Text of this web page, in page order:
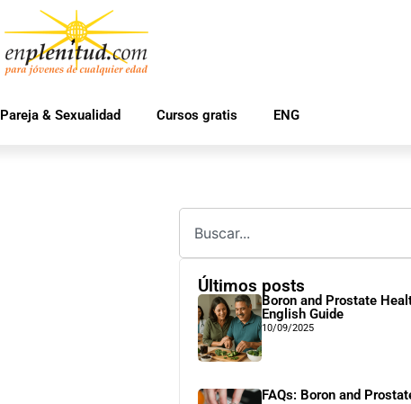
Pareja & Sexualidad Cursos gratis ENG
Últimos posts
Boron and Prostate
English Guide
10/09/2025
FAQs: Boron and